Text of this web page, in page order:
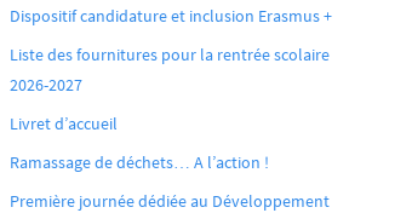
Dispositif candidature et inclusion Erasmus +
Liste des fournitures pour la rentrée scolaire
2026-2027
Livret d’accueil
Ramassage de déchets… A l’action !
Première journée dédiée au Développement